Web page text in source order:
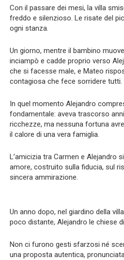
Con il passare dei mesi, la villa
freddo e silenzioso. Le risate del
ogni stanza.
Un giorno, mentre il bambino
inciampò e cadde proprio verso
che si facesse male, e Mateo
contagiosa che fece sorridere tutti.
In quel momento Alejandro
fondamentale: aveva trascorso
ricchezze, ma nessuna fortuna
il calore di una vera famiglia.
L’amicizia tra Carmen e Alejandro
amore, costruito sulla fiducia, sul
sincera ammirazione.
Un anno dopo, nel giardino della
poco distante, Alejandro le chiese
Non ci furono gesti sfarzosi né
una proposta autentica,